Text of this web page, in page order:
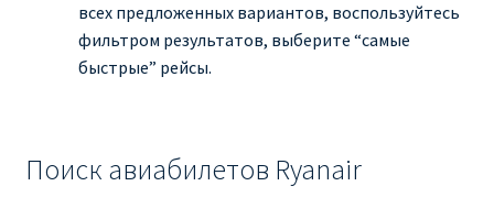
Рождественские направления от € 9
всех предложенных вариантов, воспользуйтесь
фильтром результатов, выберите “самые
быстрые” рейсы.
Поиск авиабилетов Ryanair